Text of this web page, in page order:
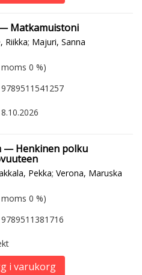
Matkamuistoni
Riikka; Majuri, Sanna
hinta hinta
0 %)
— Henkinen polku
Pekka; Verona, Maruska
hinta hinta
0 %)
i varukorg